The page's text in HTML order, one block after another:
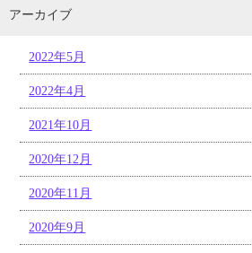
アーカイブ
2022年5月
2022年4月
2021年10月
2020年12月
2020年11月
2020年9月